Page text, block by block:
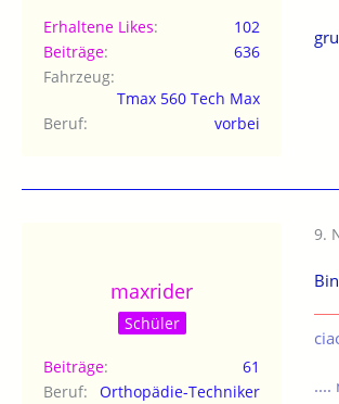
Erhaltene Likes
102
Beiträge
636
Fahrzeug
Tmax 560 Tech Max
Beruf
vorbei
maxrider
Schüler
Beiträge
61
Beruf
Orthopädie-Techniker
9.
....